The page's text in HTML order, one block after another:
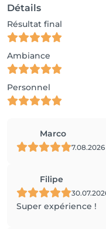
Détails
Résultat final
Ambiance
Personnel
Marco
7.08.2026
Filipe
Super expérience !